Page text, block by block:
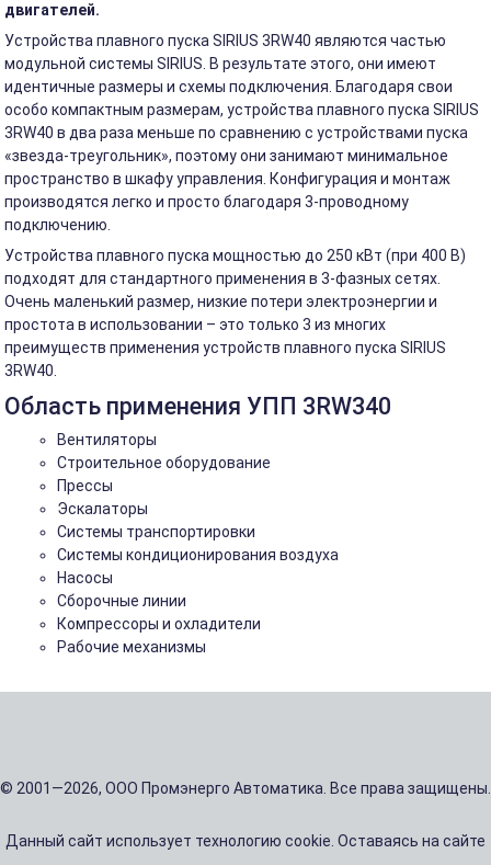
двигателей.
Устройства плавного пуска SIRIUS 3RW40 являются частью
модульной системы SIRIUS. В результате этого, они имеют
идентичные размеры и схемы подключения. Благодаря свои
особо компактным размерам, устройства плавного пуска SIRIUS
3RW40 в два раза меньше по сравнению с устройствами пуска
«звезда-треугольник», поэтому они занимают минимальное
пространство в шкафу управления. Конфигурация и монтаж
производятся легко и просто благодаря 3-проводному
подключению.
Устройства плавного пуска мощностью до 250 кВт (при 400 В)
подходят для стандартного применения в 3-фазных сетях.
Очень маленький размер, низкие потери электроэнергии и
простота в использовании – это только 3 из многих
преимуществ применения устройств плавного пуска SIRIUS
3RW40.
Область применения УПП 3RW340
Вентиляторы
Строительное оборудование
Прессы
Эскалаторы
Системы транспортировки
Системы кондиционирования воздуха
Насосы
Сборочные линии
Компрессоры и охладители
Рабочие механизмы
© 2001—2026, ООО Промэнерго Автоматика. Все права защищены.
Данный сайт использует технологию cookie. Оставаясь на сайте